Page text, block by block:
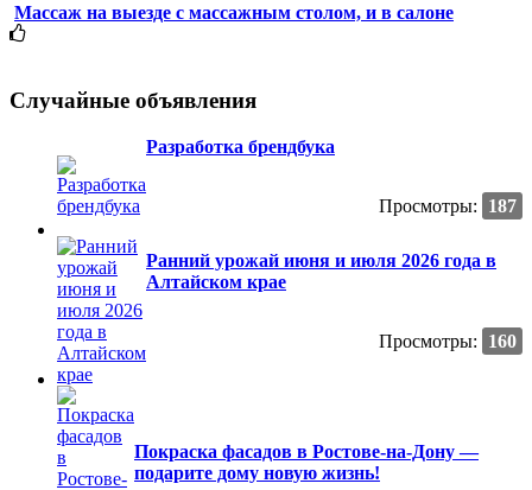
Массаж на выезде с массажным столом, и в салоне
Случайные объявления
Разработка брендбука
Просмотры: 187
Ранний урожай июня и июля 2026 года в
Алтайском крае
Просмотры: 160
Покраска фасадов в Ростове-на-Дону —
подарите дому новую жизнь!